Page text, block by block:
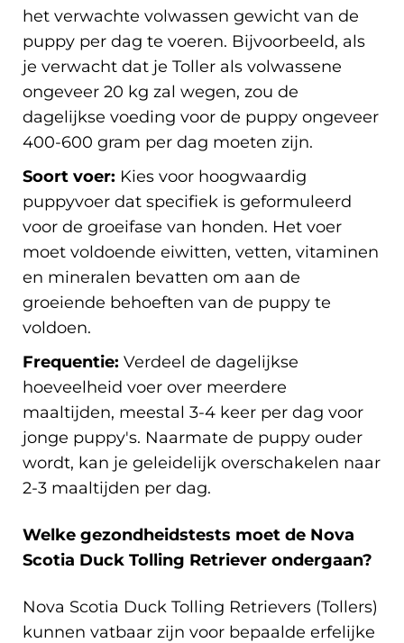
het verwachte volwassen gewicht van de
puppy per dag te voeren. Bijvoorbeeld, als
je verwacht dat je Toller als volwassene
ongeveer 20 kg zal wegen, zou de
dagelijkse voeding voor de puppy ongeveer
400-600 gram per dag moeten zijn.
Soort voer: Kies voor hoogwaardig
puppyvoer dat specifiek is geformuleerd
voor de groeifase van honden. Het voer
moet voldoende eiwitten, vetten, vitaminen
en mineralen bevatten om aan de
groeiende behoeften van de puppy te
voldoen.
Frequentie: Verdeel de dagelijkse
hoeveelheid voer over meerdere
maaltijden, meestal 3-4 keer per dag voor
jonge puppy's. Naarmate de puppy ouder
wordt, kan je geleidelijk overschakelen naar
2-3 maaltijden per dag.
Welke gezondheidstests moet de Nova
Scotia Duck Tolling Retriever ondergaan?
Nova Scotia Duck Tolling Retrievers (Tollers)
kunnen vatbaar zijn voor bepaalde erfelijke